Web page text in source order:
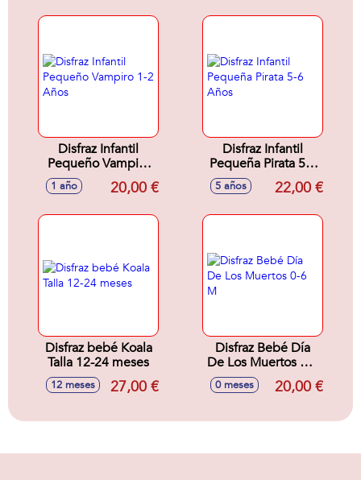
Disfraz Infantil
Pequeño Vampiro
1-2 Años
1 año 20,00 €
Disfraz Infantil
Pequeña Pirata 5-6
Años
5 años 22,00 €
Disfraz bebé Koala
Talla 12-24 meses
12 meses 27,00 €
Disfraz Bebé Día
De Los Muertos 0-6
M
0 meses 20,00 €